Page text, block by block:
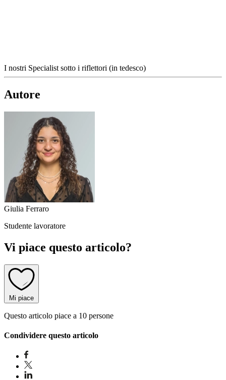
I nostri Specialist sotto i riflettori (in tedesco)
Autore
Giulia Ferraro
Studente lavoratore
Vi piace questo articolo?
Mi piace
Questo articolo piace a 10 persone
Condividere questo articolo